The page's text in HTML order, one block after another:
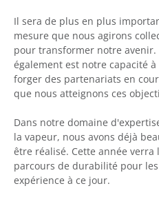
Il sera de plus en plus
mesure que nous agirons
pour transformer notre
également est notre capacité
forger des partenariats en
que nous atteignons ces
Dans notre domaine
la vapeur, nous avons déjà
être réalisé. Cette année
parcours de durabilité pour
expérience à ce jour.